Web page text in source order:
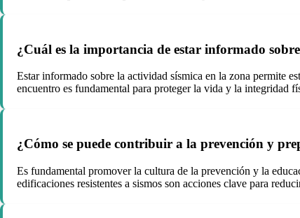
¿Cuál es la importancia de estar informado
Estar informado sobre la actividad sísmica en la zona permite
encuentro es fundamental para proteger la vida y la integridad
¿Cómo se puede contribuir a la prevención y
Es fundamental promover la cultura de la prevención y la
edificaciones resistentes a sismos son acciones clave para